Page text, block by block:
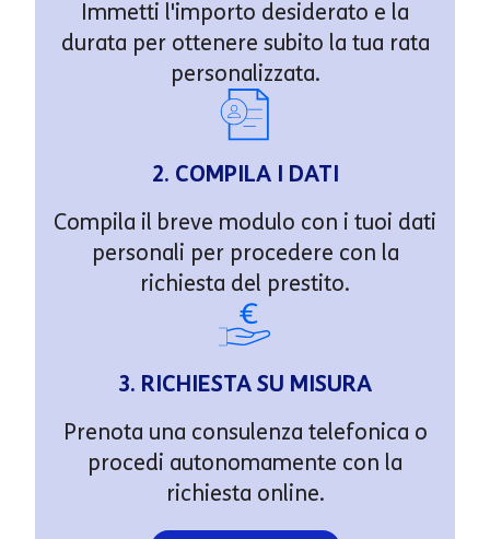
Immetti l'importo desiderato e la
durata per ottenere subito la tua rata
personalizzata.
2. COMPILA I DATI
Compila il breve modulo con i tuoi dati
personali per procedere con la
richiesta del prestito.
3. RICHIESTA SU MISURA
Prenota una consulenza telefonica o
procedi autonomamente con la
richiesta online.